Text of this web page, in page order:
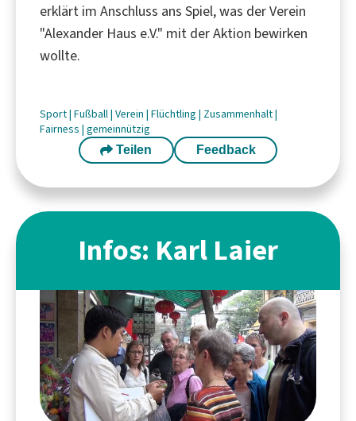
erklärt im Anschluss ans Spiel, was der Verein
"Alexander Haus e.V." mit der Aktion bewirken
wollte.
Sport| Fußball| Verein | Flüchtling | Zusammenhalt|
Fairness | gemeinnützig
Teilen Feedback
Infos: Karl Laier